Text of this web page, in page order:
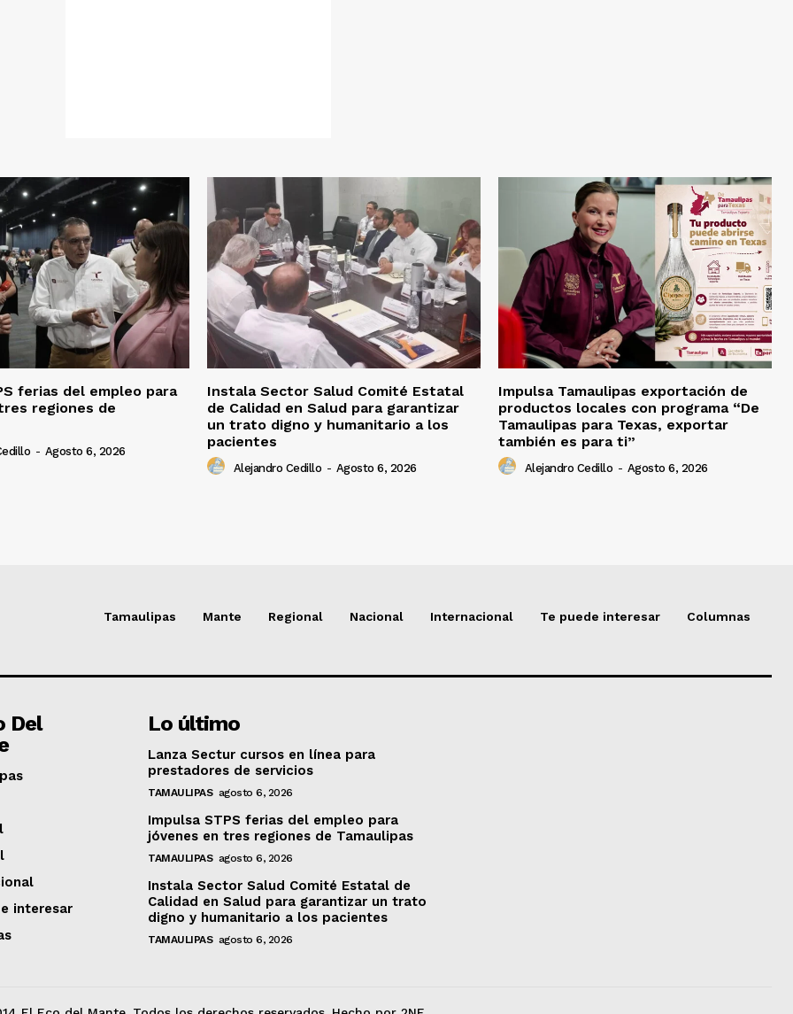
ferias del empleo para
regiones de
- Agosto 6, 2026
Instala Sector Salud Comité Estatal
de Calidad en Salud para garantizar
un trato digno y humanitario a los
pacientes
Alejandro Cedillo - Agosto 6, 2026
Impulsa Tamaulipas exportación de
productos locales con programa “De
Tamaulipas para Texas, exportar
también es para ti”
Alejandro Cedillo - Agosto 6, 2026
Tamaulipas Mante Regional Nacional Internacional Te puede interesar Columnas
Del
interesar
Lo último
Lanza Sectur cursos en línea para
prestadores de servicios
TAMAULIPAS agosto 6, 2026
Impulsa STPS ferias del empleo para
jóvenes en tres regiones de Tamaulipas
TAMAULIPAS agosto 6, 2026
Instala Sector Salud Comité Estatal de
Calidad en Salud para garantizar un trato
digno y humanitario a los pacientes
TAMAULIPAS agosto 6, 2026